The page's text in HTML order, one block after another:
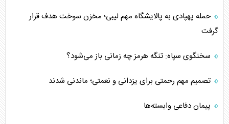
حمله پهپادی به پالایشگاه مهم لیبی؛ مخزن سوخت هدف قرار
گرفت
سخنگوی سپاه: تنگه هرمز چه زمانی باز می‌شود؟
تصمیم مهم رحمتی برای یزدانی و نعمتی؛ ماندنی شدند
پیمان دفاعی‌ وابسته‌ها